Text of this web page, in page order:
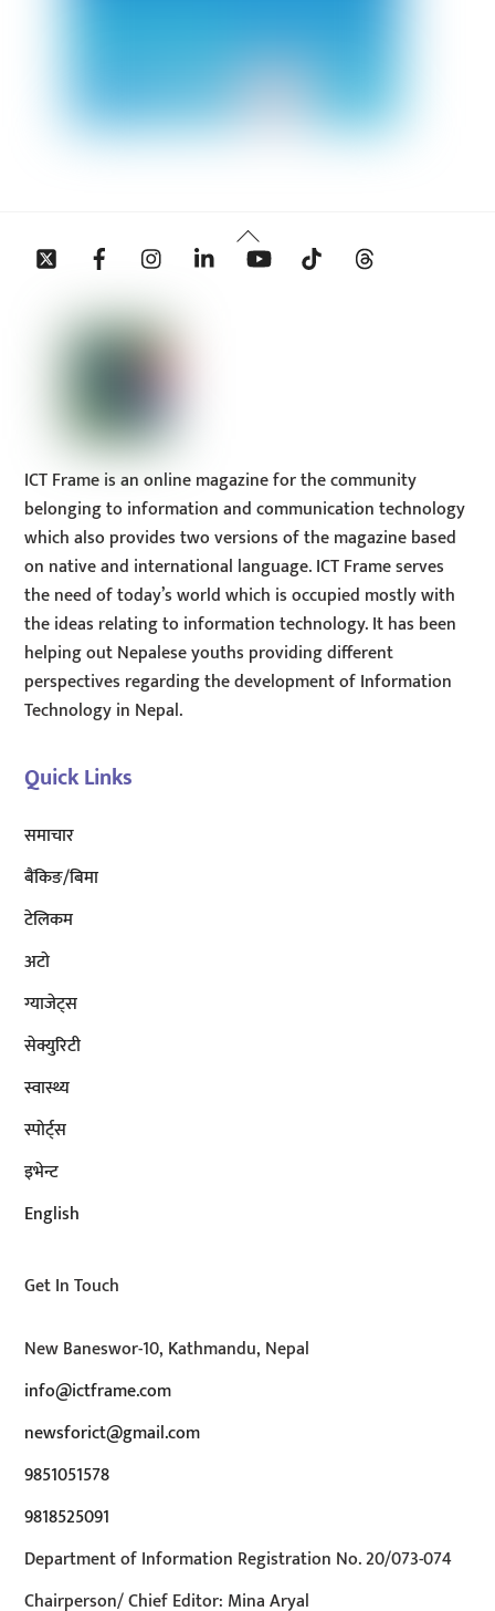
Back
To
Twitter Facebook InstagramLinkedin YouTube Tiktok
ICT Frame is an online magazine for the community
belonging to information and communication technology
which also provides two versions of the magazine based
on native and international language. ICT Frame serves
the need of today’s world which is occupied mostly with
the ideas relating to information technology. It has been
helping out Nepalese youths providing different
perspectives regarding the development of Information
Technology in Nepal.
Quick Links
समाचार
बैंकिङ/बिमा
टेलिकम
अटाे
ग्याजेट्स
सेक्युरिटी
स्वास्थ्य
स्पोर्ट्स
इभेन्ट
English
Get In Touch
New Baneswor-10, Kathmandu, Nepal
info@ictframe.com
newsforict@gmail.com
9851051578
9818525091
Department of Information Registration No. 20/073-074
Chairperson/ Chief Editor: Mina Aryal